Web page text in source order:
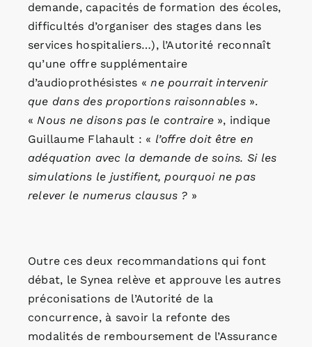
demande, capacités de formation des écoles,
difficultés d’organiser des stages dans les
services hospitaliers…), l’Autorité reconnaît
qu’une offre supplémentaire
d’audioprothésistes «ne pourrait intervenir
que dans des proportions raisonnables ».
«Nous ne disons pas le contraire», indique
Guillaume Flahault : « l’offre doit être en
adéquation avec la demande de soins. Si les
simulations le justifient, pourquoi ne pas
relever le numerus clausus ? »
Outre ces deux recommandations qui font
débat, le Synea relève et approuve les autres
préconisations de l’Autorité de la
concurrence, à savoir la refonte des
modalités de remboursement de l’Assurance